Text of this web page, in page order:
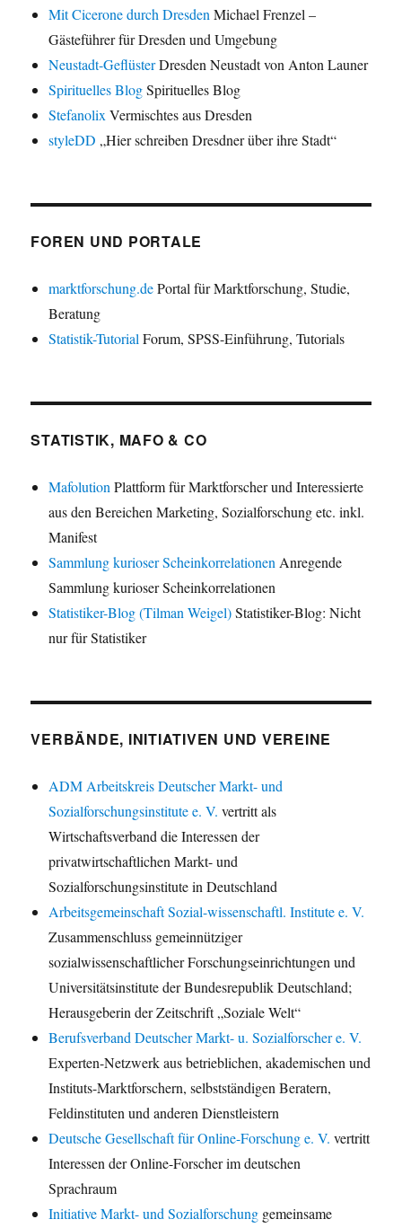
Mit Cicerone durch Dresden Michael Frenzel –
Gästeführer für Dresden und Umgebung
Neustadt-GeflüsterDresden Neustadt von Anton Launer
Spirituelles BlogSpirituelles Blog
Stefanolix Vermischtes aus Dresden
styleDD „Hier schreiben Dresdner über ihre Stadt“
FOREN UND PORTALE
marktforschung.dePortal für Marktforschung, Studie,
Beratung
Statistik-Tutorial Forum, SPSS-Einführung, Tutorials
STATISTIK, MAFO & CO
Mafolution Plattform für Marktforscher und Interessierte
aus den Bereichen Marketing, Sozialforschung etc. inkl.
Manifest
Sammlung kurioser Scheinkorrelationen Anregende
Sammlung kurioser Scheinkorrelationen
Statistiker-Blog (Tilman Weigel)Statistiker-Blog: Nicht
nur für Statistiker
VERBÄNDE, INITIATIVEN UND VEREINE
ADM Arbeitskreis Deutscher Markt- und
Sozialforschungsinstitute e. V. vertritt als
Wirtschaftsverband die Interessen der
privatwirtschaftlichen Markt- und
Sozialforschungsinstitute in Deutschland
Arbeitsgemeinschaft Sozial-wissenschaftl. Institute e. V.
Zusammenschluss gemeinnütziger
sozialwissenschaftlicher Forschungseinrichtungen und
Universitätsinstitute der Bundesrepublik Deutschland;
Herausgeberin der Zeitschrift „Soziale Welt“
Berufsverband Deutscher Markt- u. Sozialforscher e. V.
Experten-Netzwerk aus betrieblichen, akademischen und
Instituts-Marktforschern, selbstständigen Beratern,
Feldinstituten und anderen Dienstleistern
Deutsche Gesellschaft für Online-Forschung e. V. vertritt
Interessen der Online-Forscher im deutschen
Sprachraum
Initiative Markt- und Sozialforschung gemeinsame